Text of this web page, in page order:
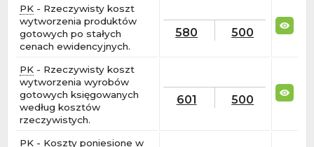
PK - Rzeczywisty koszt
wytworzenia produktów
gotowych po stałych
cenach ewidencyjnych.
580 500
PK - Rzeczywisty koszt
wytworzenia wyrobów
gotowych księgowanych
według kosztów
rzeczywistych.
601 500
PK - Koszty poniesione w